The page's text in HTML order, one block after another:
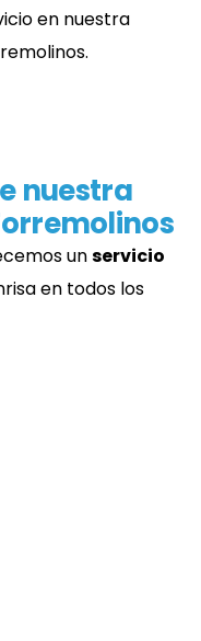
en nuestra
nuestra
unservicio
en todos los